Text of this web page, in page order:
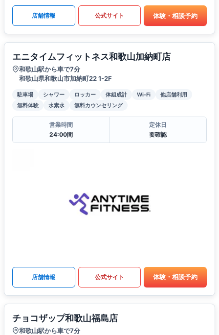
店舗情報 公式サイト 体験・相談予約
エニタイムフィットネス和歌山加納町店
和歌山駅から車で7分
和歌山県和歌山市加納町22 1-2F
駐車場 シャワー ロッカー 体組成計 Wi-Fi
他店舗利用
無料体験
水素水 無料カウンセリング
営業時間
24:00間
定休日
要確認
店舗情報 公式サイト 体験・相談予約
チョコザップ和歌山福島店
和歌山駅から車で7分